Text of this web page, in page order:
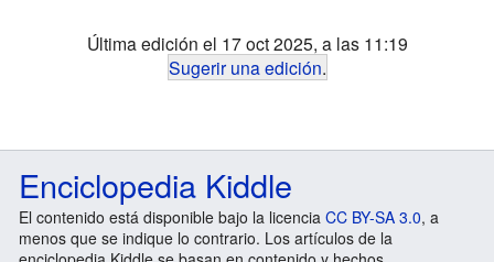
Última edición el 17 oct 2025, a las 11:19
Sugerir una edición.
Enciclopedia Kiddle
El contenido está disponible bajo la licencia CC BY-SA 3.0, a
menos que se indique lo contrario. Los artículos de la